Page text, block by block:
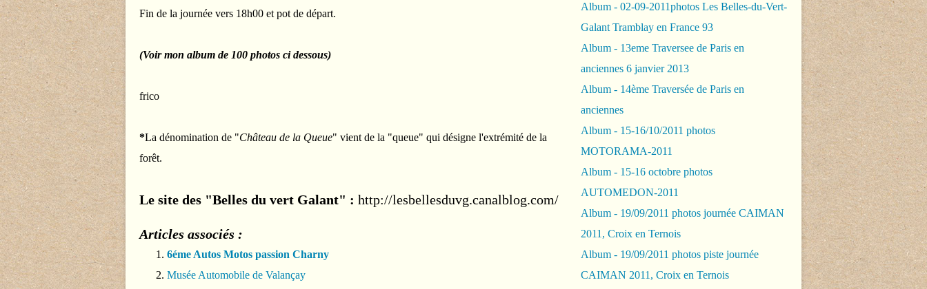
Fin de la journée vers 18h00 et pot de départ.
(Voir mon album de 100 photos ci dessous)
frico
*La dénomination de "Château de la Queue" vient de la "queue" qui désigne l'extrémité de la
forêt.
Le site des "Belles du vert Galant" : http://lesbellesduvg.canalblog.com/
Articles associés :
6éme Autos Motos passion Charny
Musée Automobile de Valançay
Album - 02-09-2011photos Les Belles-du-Vert-
Galant Tramblay en France 93
Album - 13eme Traversee de Paris en
anciennes 6 janvier 2013
Album - 14ème Traversée de Paris en
anciennes
Album - 15-16/10/2011 photos
MOTORAMA-2011
Album - 15-16 octobre photos
AUTOMEDON-2011
Album - 19/09/2011 photos journée CAIMAN
2011, Croix en Ternois
Album - 19/09/2011 photos piste journée
CAIMAN 2011, Croix en Ternois